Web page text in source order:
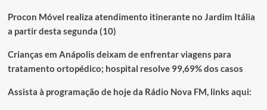
Procon Móvel realiza atendimento itinerante no Jardim Itália
a partir desta segunda (10)
Crianças em Anápolis deixam de enfrentar viagens para
tratamento ortopédico; hospital resolve 99,69% dos casos
Assista à programação de hoje da Rádio Nova FM, links aqui: